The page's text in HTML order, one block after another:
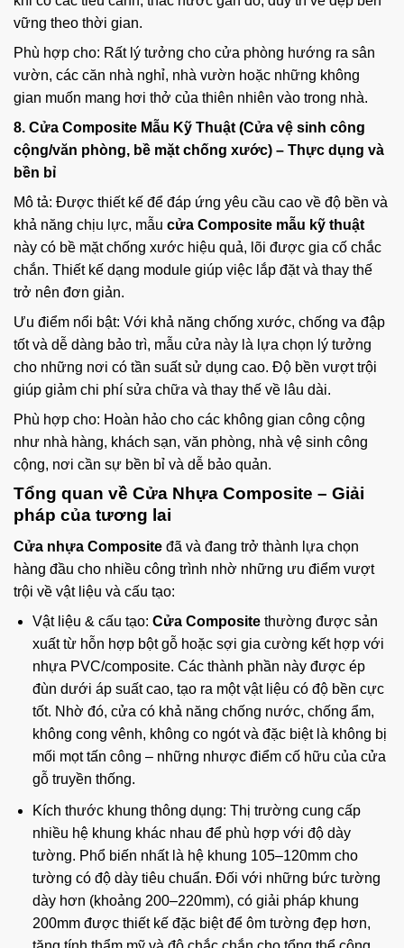
vững theo thời gian.
Phù hợp cho: Rất lý tưởng cho cửa phòng hướng ra sân
vườn, các căn nhà nghỉ, nhà vườn hoặc những không
gian muốn mang hơi thở của thiên nhiên vào trong nhà.
8. Cửa Composite Mẫu Kỹ Thuật (Cửa vệ sinh công
cộng/văn phòng, bề mặt chống xước) – Thực dụng và
bền bỉ
Mô tả: Được thiết kế để đáp ứng yêu cầu cao về độ bền và
khả năng chịu lực, mẫu cửa Composite mẫu kỹ thuật
này có bề mặt chống xước hiệu quả, lõi được gia cố chắc
chắn. Thiết kế dạng module giúp việc lắp đặt và thay thế
trở nên đơn giản.
Ưu điểm nổi bật: Với khả năng chống xước, chống va đập
tốt và dễ dàng bảo trì, mẫu cửa này là lựa chọn lý tưởng
cho những nơi có tần suất sử dụng cao. Độ bền vượt trội
giúp giảm chi phí sửa chữa và thay thế về lâu dài.
Phù hợp cho: Hoàn hảo cho các không gian công cộng
như nhà hàng, khách sạn, văn phòng, nhà vệ sinh công
cộng, nơi cần sự bền bỉ và dễ bảo quản.
Tổng quan về Cửa Nhựa Composite – Giải
pháp của tương lai
Cửa nhựa Composite đã và đang trở thành lựa chọn
hàng đầu cho nhiều công trình nhờ những ưu điểm vượt
trội về vật liệu và cấu tạo:
Vật liệu & cấu tạo: Cửa Compositethường được sản
xuất từ hỗn hợp bột gỗ hoặc sợi gia cường kết hợp với
nhựa PVC/composite. Các thành phần này được ép
đùn dưới áp suất cao, tạo ra một vật liệu có độ bền cực
tốt. Nhờ đó, cửa có khả năng chống nước, chống ẩm,
không cong vênh, không co ngót và đặc biệt là không bị
mối mọt tấn công – những nhược điểm cố hữu của cửa
gỗ truyền thống.
Kích thước khung thông dụng: Thị trường cung cấp
nhiều hệ khung khác nhau để phù hợp với độ dày
tường. Phổ biến nhất là hệ khung 105–120mm cho
tường có độ dày tiêu chuẩn. Đối với những bức tường
dày hơn (khoảng 200–220mm), có giải pháp khung
200mm được thiết kế đặc biệt để ôm tường đẹp hơn,